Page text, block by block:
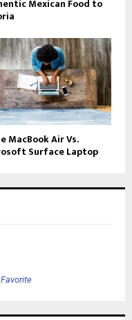
Mexican Food to
MacBook Air Vs.
Surface Laptop
Favorite